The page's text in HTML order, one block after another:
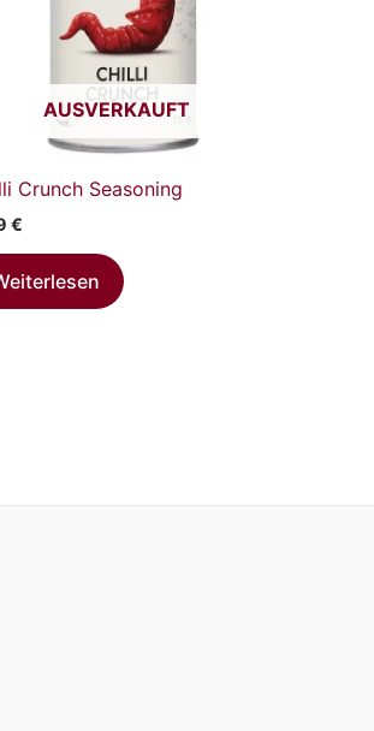
AUSVERKAUFT
Crunch Seasoning
€